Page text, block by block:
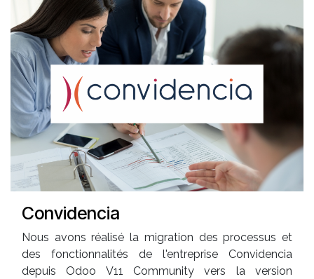
Convidencia
Nous avons réalisé la migration des processus et
des fonctionnalités de l'entreprise Convidencia
depuis Odoo V11 Community vers la version